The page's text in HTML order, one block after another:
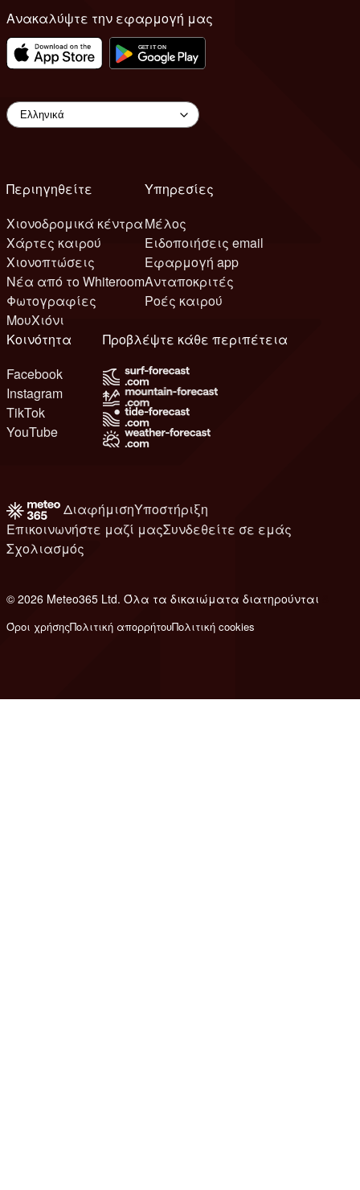
Ανακαλύψτε την εφαρμογή μας
Περιηγηθείτε
Χιονοδρομικά κέντρα
Χάρτες καιρού
Χιονοπτώσεις
Νέα από το Whiteroom
Φωτογραφίες
ΜουΧιόνι
Υπηρεσίες
Μέλος
Ειδοποιήσεις email
Εφαρμογή app
Ανταποκριτές
Ροές καιρού
Κοινότητα
Facebook
Instagram
TikTok
YouTube
Προβλέψτε κάθε περιπέτεια
ΔιαφήμισηΥποστήριξη
Επικοινωνήστε μαζί μαςΣυνδεθείτε σε εμάς
Σχολιασμός
© 2026 Meteo365 Ltd. Όλα τα δικαιώματα διατηρούνται
Όροι χρήσηςΠολιτική απορρήτουΠολιτική cookies